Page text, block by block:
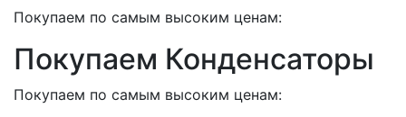
Покупаем по самым высоким ценам:
Покупаем Конденсаторы
Покупаем по самым высоким ценам: